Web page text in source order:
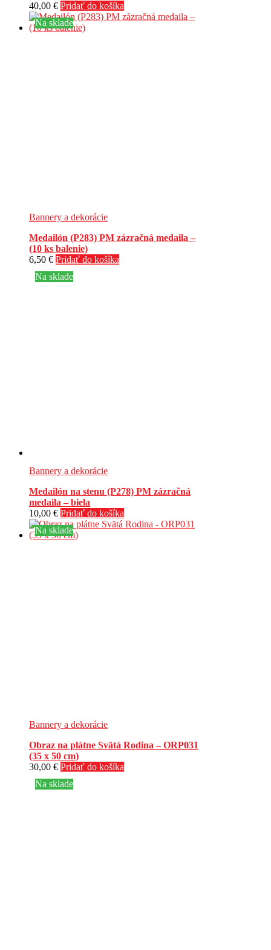
40,00 € Pridať do košíka
Na sklade
Bannery a dekorácie
Medailón (P283) PM zázračná medaila –
(10 ks balenie)
6,50 € Pridať do košíka
Na sklade
Bannery a dekorácie
Medailón na stenu (P278) PM zázračná
medaila – biela
10,00 € Pridať do košíka
Na sklade
Bannery a dekorácie
Obraz na plátne Svätá Rodina – ORP031
(35 x 50 cm)
30,00 € Pridať do košíka
Na sklade